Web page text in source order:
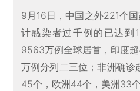
9月16日，中国之外221个
计感染者过千例的已达到
9563万例全球居首，印度
万例分列二三位；非洲确诊
45个，欧洲44个，美洲33